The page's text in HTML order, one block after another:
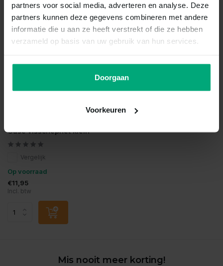
partners voor social media, adverteren en analyse. Deze
partners kunnen deze gegevens combineren met andere
informatie die u aan ze heeft verstrekt of die ze hebben
verzameld op basis van uw gebruik van hun services.
Doorgaan
Voorkeuren
Oase visschepnet klein
Vergelijk
Op voorraad
€11,95
Incl. btw
Mis nooit meer korting!